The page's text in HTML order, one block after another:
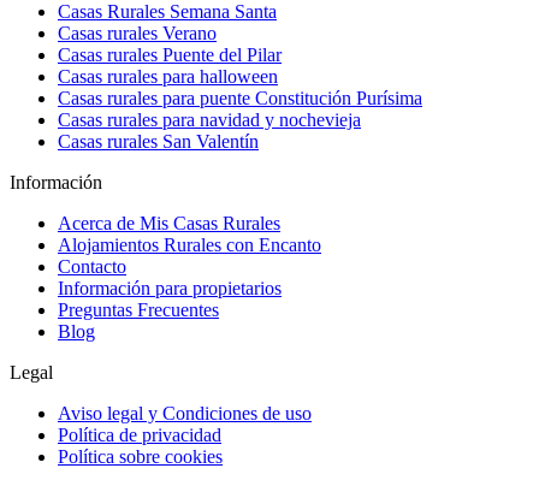
Casas Rurales Semana Santa
Casas rurales Verano
Casas rurales Puente del Pilar
Casas rurales para halloween
Casas rurales para puente Constitución Purísima
Casas rurales para navidad y nochevieja
Casas rurales San Valentín
Información
Acerca de Mis Casas Rurales
Alojamientos Rurales con Encanto
Contacto
Información para propietarios
Preguntas Frecuentes
Blog
Legal
Aviso legal y Condiciones de uso
Política de privacidad
Política sobre cookies